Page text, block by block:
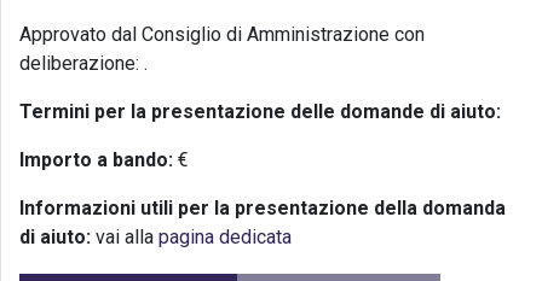
Approvato dal Consiglio di Amministrazione con
deliberazione: .
Termini per la presentazione delle domande di aiuto:
Importo a bando: €
Informazioni utili per la presentazione della domanda
di aiuto: vai alla pagina dedicata